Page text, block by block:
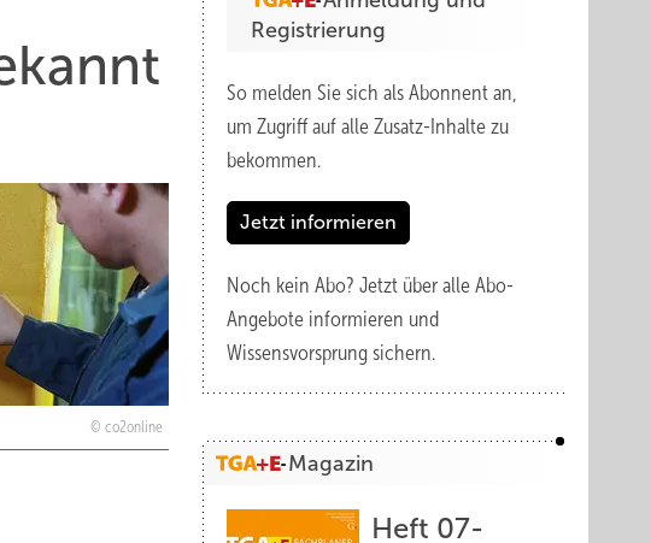
co2online
Registrierung
So melden Sie sich als Abonnent an,
um Zugriff auf alle Zusatz-Inhalte zu
bekommen.
Jetzt informieren
Noch kein Abo? Jetzt über alle Abo-
Angebote informieren und
Wissensvorsprung sichern.
Magazin
Heft 07-